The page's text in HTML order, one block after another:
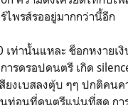
ไพรส์รออยู่มากกว่านี้อีก
ท่านั้นแหละ ช็อกหงายเงิ
ารดรอปดนตรี เกิด
ยงเบสลงตุ้บ ๆๆ ปกติคน
นท่อนที่ดนตรีแน่นที่สุด ก